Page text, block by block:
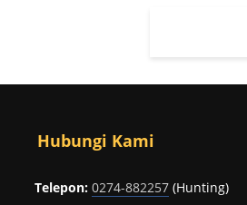
Hubungi Kami
Telepon: 0274-882257(Hunting)